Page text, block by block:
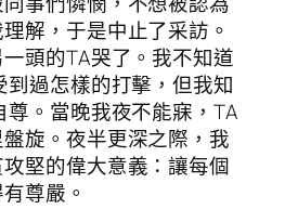
解，于是中止了采訪。
頭的TA哭了。我不知道
到過怎樣的打擊，但我知
。當晚我夜不能寐，TA
旋。夜半更深之際，我
堅的偉大意義：讓每個
尊嚴。